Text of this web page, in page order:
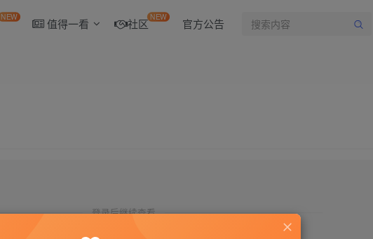
NEW 值得一看 社区NEW 官方公告
登录后继续查看